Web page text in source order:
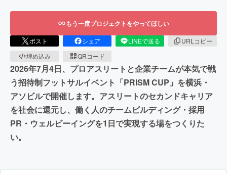
もう一度プロジェクトをやってほしい
ポスト シェア LINEで送る
URLコピー
埋め込み
QRコード
2026年7月4日、プロアスリートと企業チームが本気で戦
う招待制フットサルイベント「PRISM CUP」を横浜・
アソビルで開催します。アスリートのセカンドキャリア
を社会に還元し、働く人のチームビルディング・採用
PR・ウェルビーイングを1日で実現する場をつくりた
い。